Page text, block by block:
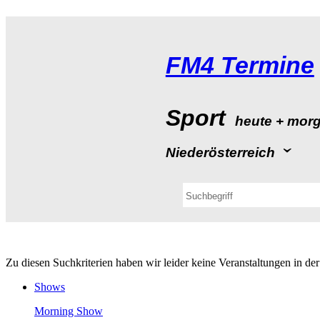
FM4Termine
Sport
Niederösterreich
Shows
MorningShow